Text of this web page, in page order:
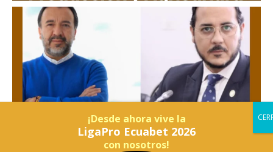
¡Desde ahora vive la
LigaPro Ecuabet 2026
con nosotros!